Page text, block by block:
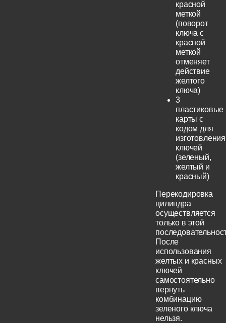
красной
меткой
(поворот
ключа с
красной
меткой
отменяет
действие
желтого
ключа)
3
пластиковые
карты с
кодом для
изготовления
ключей
(зеленый,
желтый и
красный)
Перекодировка
цилиндра
осуществляется
только в этой
После
использования
желтых и красных
ключей
самостоятельно
вернуть
комбинацию
зеленого ключа
нельзя.